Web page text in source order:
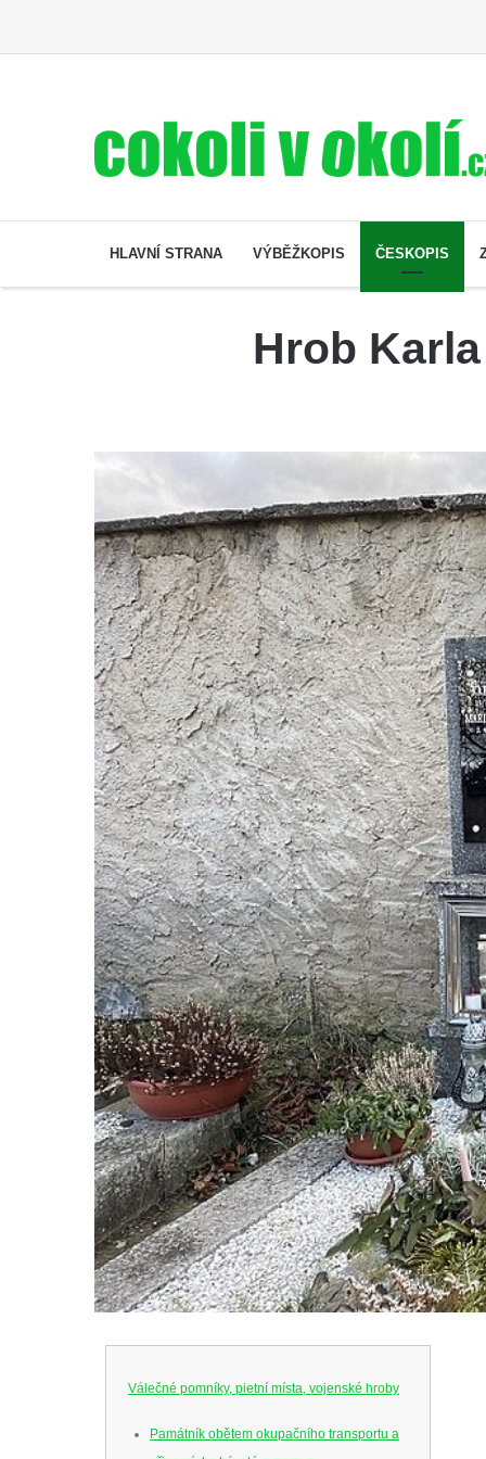
HLAVNÍ STRANA VÝBĚŽKOPIS ČESKOPIS
Hrob
Válečné pomníky, pietní místa, vojenské hroby
Památník obětem okupačního transportu a